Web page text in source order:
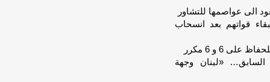
الى عواصمها للتشاور
قواتهم بعد انسحاب
«لبنان وجهة